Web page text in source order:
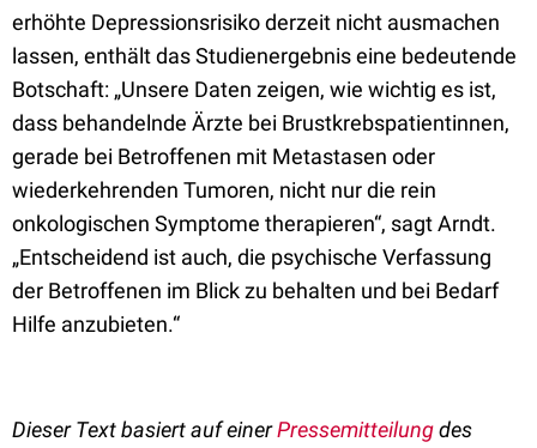
erhöhte Depressionsrisiko derzeit nicht ausmachen
lassen, enthält das Studienergebnis eine bedeutende
Botschaft: „Unsere Daten zeigen, wie wichtig es ist,
dass behandelnde Ärzte bei Brustkrebspatientinnen,
gerade bei Betroffenen mit Metastasen oder
wiederkehrenden Tumoren, nicht nur die rein
onkologischen Symptome therapieren“, sagt Arndt.
„Entscheidend ist auch, die psychische Verfassung
der Betroffenen im Blick zu behalten und bei Bedarf
Hilfe anzubieten.“
Dieser Text basiert auf einerPressemitteilungdes